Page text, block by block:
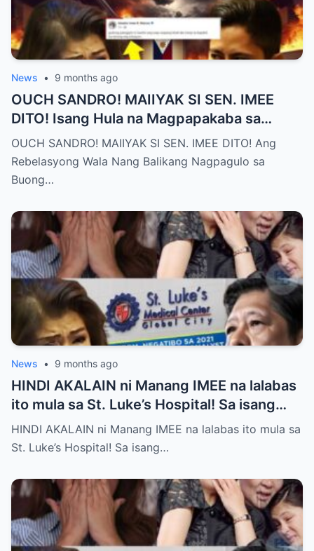
News • 9 months ago
OUCH SANDRO! MAIIYAK SI SEN. IMEE
DITO! Isang Hula na Magpapakaba sa
Buong Bansa! Ano ang matinding nangyari
sa pagitan nila?
OUCH SANDRO! MAIIYAK SI SEN. IMEE DITO! Ang
Rebelasyong Wala Nang Balikang Nagpagulo sa
Buong…
News • 9 months ago
HINDI AKALAIN ni Manang IMEE na lalabas
ito mula sa St. Luke’s Hospital! Sa isang
tahimik at maalinsangang hapon sa
lungsod ng Quezon, si Manang IMEE, isang
komunidad, ay naglakad papasok sa St.
Luke’s Hospital para sa isang ordinaryong
check-up. Walang sinuman ang
nakakaalam na sa araw na iyon, isang
HINDI AKALAIN ni Manang IMEE na lalabas ito mula sa
St. Luke’s Hospital! Sa isang…